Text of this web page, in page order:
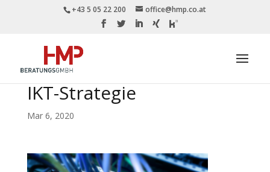
+43 5 05 22 200 office@hmp.co.at
IKT-Strategie
Mar 6, 2020